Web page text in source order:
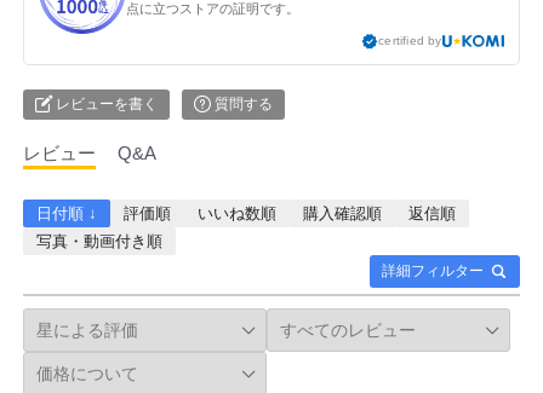
点に立つストアの証明です。
certified by
レビューを書く 質問する
レビュー Q&A
詳細フィルター
日付順 ↓ 評価順 いいね数順 購入確認順
返信順
写真・動画付き順